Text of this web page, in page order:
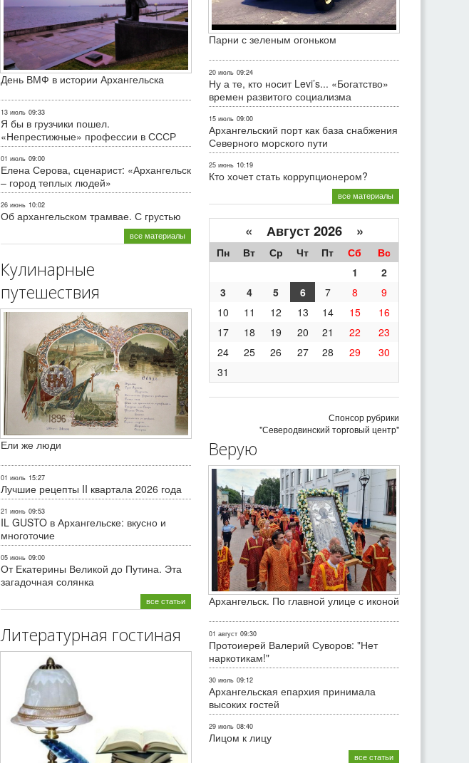
День ВМФ в истории Архангельска
13 июль 09:33
Я бы в грузчики пошел.
«Непрестижные» профессии в СССР
01 июль 09:00
Елена Серова, сценарист: «Архангельск
– город теплых людей»
26 июнь 10:02
Об архангельском трамвае. С грустью
все материалы
Кулинарные
путешествия
Ели же люди
01 июль 15:27
Лучшие рецепты II квартала 2026 года
21 июнь 09:53
IL GUSTO в Архангельске: вкусно и
многоточие
05 июнь 09:00
От Екатерины Великой до Путина. Эта
загадочная солянка
все статьи
Литературная гостиная
Парни с зеленым огоньком
20 июль 09:24
Ну а те, кто носит Levi’s... «Богатство»
времен развитого социализма
15 июль 09:00
Архангельский порт как база снабжения
Северного морского пути
25 июнь 10:19
Кто хочет стать коррупционером?
все материалы
« Август 2026 »
Пн Вт Ср Чт Пт Сб
Вс
1
2
3
4 5 6 7 8
9
10
11 12 13 14 15
16
17
18 19 20 21 22
23
24
25 26 27 28 29
30
31
Спонсор рубрики
"Северодвинский торговый центр"
Верую
Архангельск. По главной улице с иконой
01 август 09:30
Протоиерей Валерий Суворов: "Нет
наркотикам!"
30 июль 09:12
Архангельская епархия принимала
высоких гостей
29 июль 08:40
Лицом к лицу
все статьи